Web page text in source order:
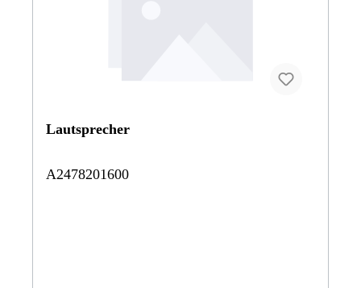
Lautsprecher
A2478201600